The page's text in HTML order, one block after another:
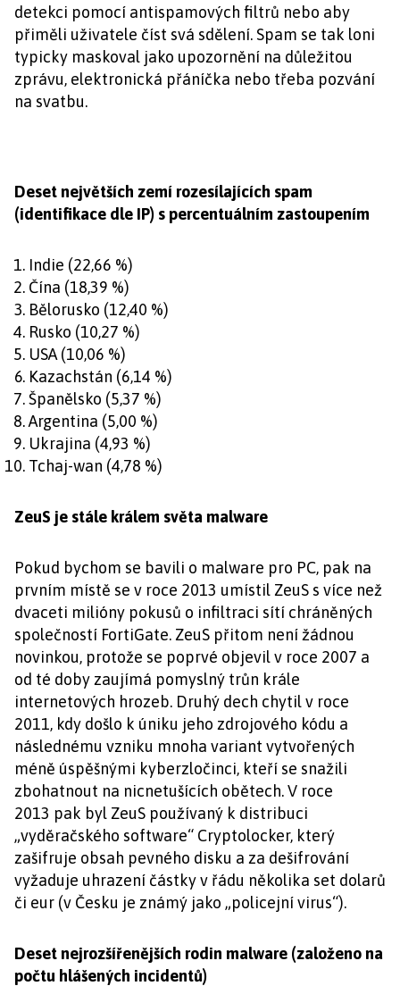
detekci pomocí antispamových filtrů nebo aby
přiměli uživatele číst svá sdělení. Spam se tak loni
typicky maskoval jako upozornění na důležitou
zprávu, elektronická přáníčka nebo třeba pozvání
na svatbu.
Deset největších zemí rozesílajících spam
(identifikace dle IP) s percentuálním zastoupením
Indie (22,66 %)
Čína (18,39 %)
Bělorusko (12,40 %)
Rusko (10,27 %)
USA (10,06 %)
Kazachstán (6,14 %)
Španělsko (5,37 %)
Argentina (5,00 %)
Ukrajina (4,93 %)
Tchaj-wan (4,78 %)
ZeuS je stále králem světa malware
Pokud bychom se bavili o malware pro PC, pak na
prvním místě se v roce 2013 umístil ZeuS s více než
dvaceti milióny pokusů o infiltraci sítí chráněných
společností FortiGate. ZeuS přitom není žádnou
novinkou, protože se poprvé objevil v roce 2007 a
od té doby zaujímá pomyslný trůn krále
internetových hrozeb. Druhý dech chytil v roce
2011, kdy došlo k úniku jeho zdrojového kódu a
následnému vzniku mnoha variant vytvořených
méně úspěšnými kyberzločinci, kteří se snažili
zbohatnout na nicnetušících obětech. V roce
2013 pak byl ZeuS používaný k distribuci
„vyděračského software“ Cryptolocker, který
zašifruje obsah pevného disku a za dešifrování
vyžaduje uhrazení částky v řádu několika set dolarů
či eur (v Česku je známý jako „policejní virus“).
Deset nejrozšířenějších rodin malware (založeno na
počtu hlášených incidentů)